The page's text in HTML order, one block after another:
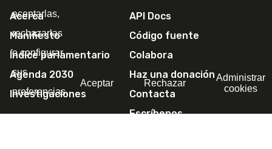
Acerca
Manifiesto
Índice parlamentario
Agenda 2030
Investigaciones
API Docs
Código fuente
Colabora
Haz una donación
Contacta
Escríbenos
aceptarlas,
rechazarlas
o configurar
sus
preferencias.
Aceptar Rechazar
Administrar
cookies